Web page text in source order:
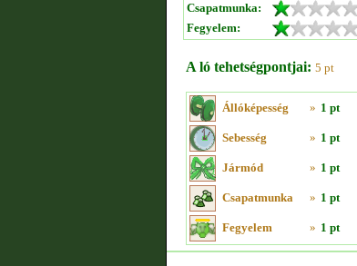
Csapatmunka:
Fegyelem:
A ló tehetségpontjai: 5 pt
Állóképesség » 1 pt
Sebesség » 1 pt
Jármód » 1 pt
Csapatmunka » 1 pt
Fegyelem » 1 pt